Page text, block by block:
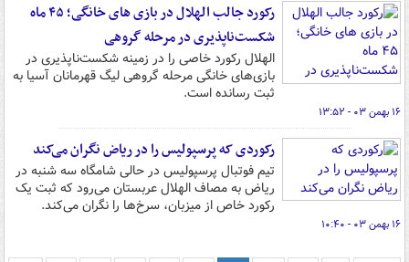
رکورد جالب الهلال در بازی های خانگی؛ ۴۵ ماه
شکست‌ناپذیری در مرحله گروهی
الهلال رکورد خاصی را در زمینه شکست‌ناپذیری در
بازی‌های خانگی مرحله گروهی لیگ قهرمانان آسیا به
ثبت رسانده است.
۱۶ بهمن ۰۳ - ۱۳:۵۲
رکوردی که پرسپولیس را در ریاض نگران می‌کند
تیم فوتبال پرسپولیس در حالی شامگاه سه شنبه در
ریاض به مصاف الهلال عربستان می‌رود که ثبت یک
رکورد خاص از میزبان، سرخ‌ها را نگران می‌کند.
۱۶ بهمن ۰۳ - ۱۰:۴۰